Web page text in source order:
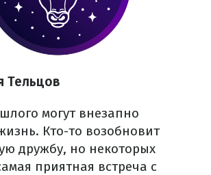
Тельцов
могут внезапно
Кто-то возобновит
дружбу, но некоторых
приятная встреча с